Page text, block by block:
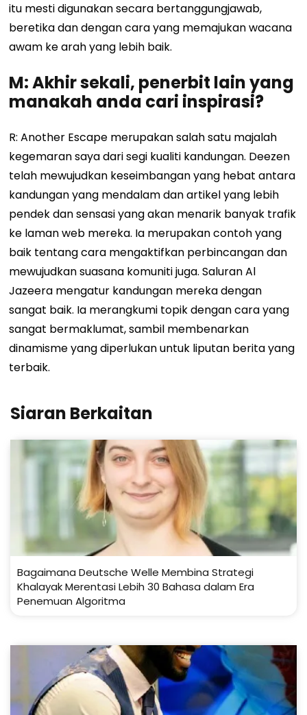
itu mesti digunakan secara bertanggungjawab,
beretika dan dengan cara yang memajukan wacana
awam ke arah yang lebih baik.
M: Akhir sekali, penerbit lain yang
manakah anda cari inspirasi?
R: Another Escape merupakan salah satu majalah
kegemaran saya dari segi kualiti kandungan. Deezen
telah mewujudkan keseimbangan yang hebat antara
kandungan yang mendalam dan artikel yang lebih
pendek dan sensasi yang akan menarik banyak trafik
ke laman web mereka. Ia merupakan contoh yang
baik tentang cara mengaktifkan perbincangan dan
mewujudkan suasana komuniti juga. Saluran Al
Jazeera mengatur kandungan mereka dengan
sangat baik. Ia merangkumi topik dengan cara yang
sangat bermaklumat, sambil membenarkan
dinamisme yang diperlukan untuk liputan berita yang
terbaik.
Siaran Berkaitan
Bagaimana Deutsche Welle Membina Strategi
Khalayak Merentasi Lebih 30 Bahasa dalam Era
Penemuan Algoritma